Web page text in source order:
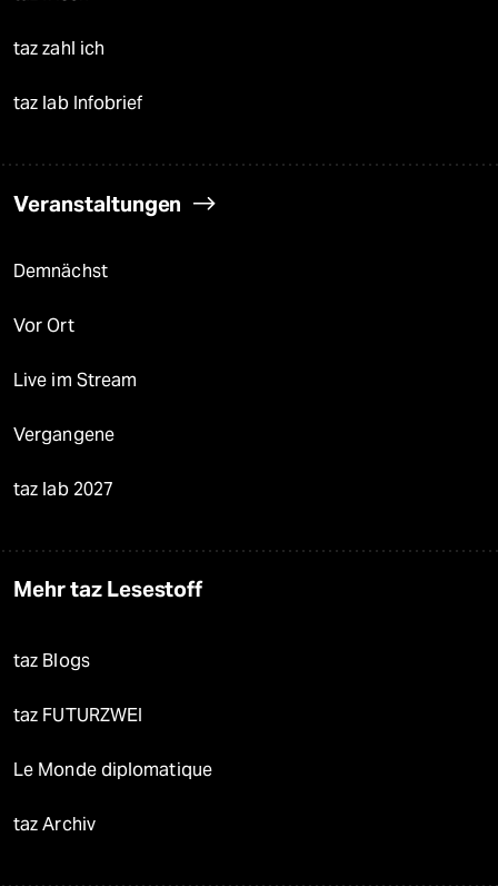
taz zahl ich
taz lab Infobrief
Veranstaltungen
Demnächst
Vor Ort
Live im Stream
Vergangene
taz lab 2027
Mehr taz Lesestoff
taz Blogs
taz FUTURZWEI
Le Monde diplomatique
taz Archiv